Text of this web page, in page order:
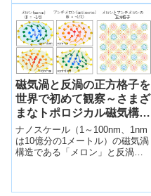
better understand dark
matter)
な銀河クラスター「エル・ゴル
ド」が、...
磁気渦と反渦の正方格子を
世界で初めて観察～さまざ
まなトポロジカル磁気構造
に関する研究を加速～
ナノスケール（1～100nm、1nm
は10億分の1メートル）の磁気渦
構造である「メロン」と反渦構